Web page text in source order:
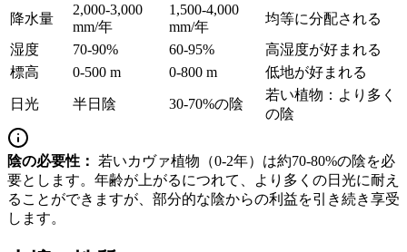
降水量
2,000-3,000
mm/年
1,500-4,000
mm/年
均等に分配される
湿度
70-90% 60-95%
高湿度が好まれる
標高
0-500 m 0-800 m 低地が好まれる
日光 半日陰 30-70%の陰
若い植物：より多く
の陰
陰の必要性：
若いカヴァ植物（0-2年）は約70-80%の陰を必
要とします。年齢が上がるにつれて、より多くの日光に耐え
ることができますが、部分的な陰からの利益を引き続き享受
します。